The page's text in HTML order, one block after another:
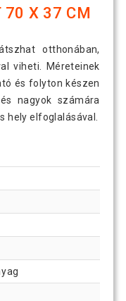
70 X 37 CM
otthonában,
viheti. Méreteinek
és folyton készen
nagyok számára
hely elfoglalásával.